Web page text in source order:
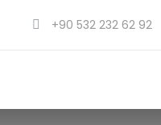
+90 532 232 62 92